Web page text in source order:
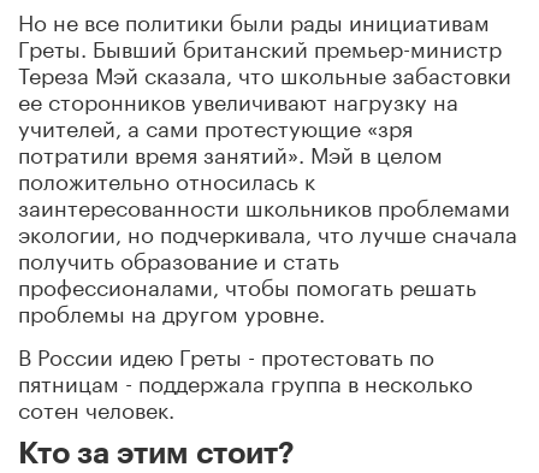
Но не все политики были рады инициативам
Греты. Бывший британский премьер-министр
Тереза Мэй сказала, что школьные забастовки
ее сторонников увеличивают нагрузку на
учителей, а сами протестующие «зря
потратили время занятий». Мэй в целом
положительно относилась к
заинтересованности школьников проблемами
экологии, но подчеркивала, что лучше сначала
получить образование и стать
профессионалами, чтобы помогать решать
проблемы на другом уровне.
В России идею Греты - протестовать по
пятницам - поддержала группа в несколько
сотен человек.
Кто за этим стоит?